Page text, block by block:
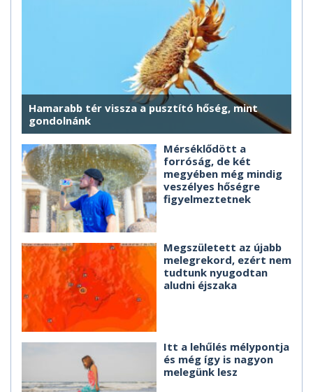
Hamarabb tér vissza a pusztító hőség, mint
gondolnánk
Mérséklődött a
forróság, de két
megyében még mindig
veszélyes hőségre
figyelmeztetnek
Megszületett az újabb
melegrekord, ezért nem
tudtunk nyugodtan
aludni éjszaka
Itt a lehűlés mélypontja
és még így is nagyon
melegünk lesz